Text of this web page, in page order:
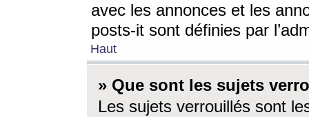
avec les annonces et les
posts-it sont définies par
Haut
» Que sont les sujets
Les sujets verrouillés sont